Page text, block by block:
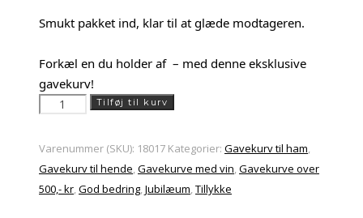
Smukt pakket ind, klar til at glæde modtageren.
Forkæl en du holder af – med denne eksklusive
gavekurv!
Luksus
forkælelses
gavekurven
antal
Tilføj til kurv
Varenummer (SKU): 18017 Kategorier: Gavekurv til ham,
Gavekurv til hende,Gavekurve med vin,Gavekurve over
500,- kr,God bedring,Jubilæum,Tillykke